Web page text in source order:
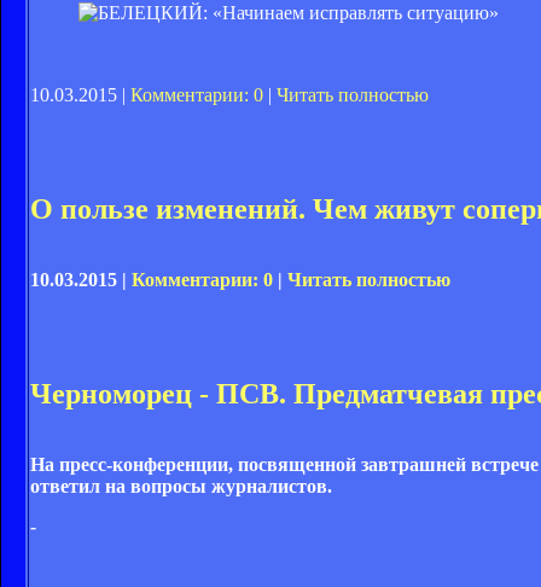
10.03.2015 | Комментарии: 0 | Читать полностью
О пользе изменений. Чем живут
10.03.2015 | Комментарии: 0 | Читать полностью
Черноморец - ПСВ. Предматчевая
На пресс-конференции, посвященной завтрашней
ответил на вопросы журналистов.
-